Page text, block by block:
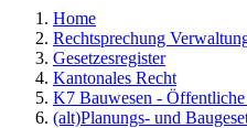
Home
Rechtsprechung
Gesetzesregister
Kantonales Recht
K7 Bauwesen -
(alt)Planungs- und